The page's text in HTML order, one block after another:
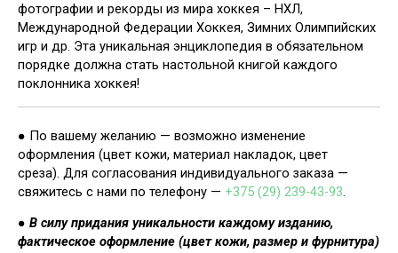
фотографии и рекорды из мира хоккея – НХЛ,
Международной Федерации Хоккея, Зимних Олимпийских
игр и др. Эта уникальная энциклопедия в обязательном
порядке должна стать настольной книгой каждого
поклонника хоккея!
● По вашему желанию — возможно изменение
оформления (цвет кожи, материал накладок, цвет
среза). Для согласования индивидуального заказа —
свяжитесь с нами по телефону — +375 (29) 239-43-93.
● В силу придания уникальности каждому изданию,
фактическое оформление (цвет кожи, размер и фурнитура)